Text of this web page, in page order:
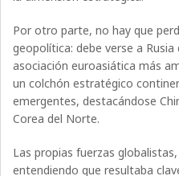
Por otro parte, no hay que
geopolítica: debe verse a
asociación euroasiática más
un colchón estratégico
emergentes, destacándose
Corea del Norte.
Las propias fuerzas
entendiendo que resultaba